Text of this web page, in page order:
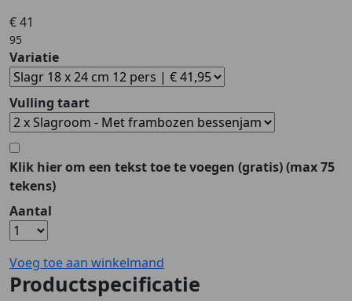
€ 41
95
Variatie
Vulling taart
Klik hier om een tekst toe te voegen (gratis)(max 75
tekens)
Aantal
Voeg toe aan winkelmand
Productspecificatie